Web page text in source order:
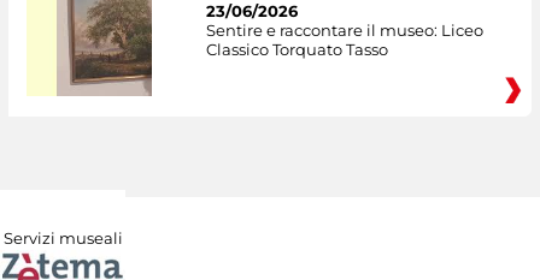
23/06/2026
Sentire e raccontare il museo: Liceo
Classico Torquato Tasso
Servizi museali